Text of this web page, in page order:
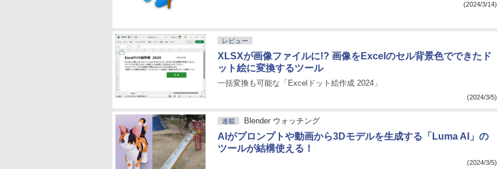
(2024/3/14)
レビュー
XLSXが画像ファイルに!? 画像をExcelのセル背景色でできたド
ット絵に変換するツール
一括変換も可能な「Excelドット絵作成 2024」
(2024/3/5)
連載 Blender ウォッチング
AIがプロンプトや動画から3Dモデルを生成する「Luma AI」の
ツールが結構使える！
(2024/3/5)